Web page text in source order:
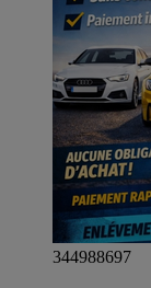
344988697